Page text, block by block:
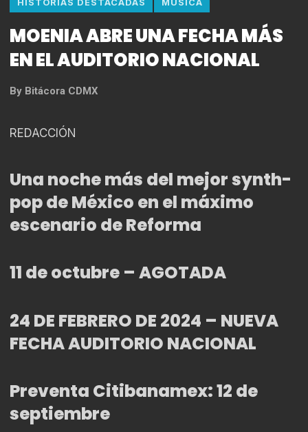
HISTORIAS DESTACADAS MUSICA
MOENIA ABRE UNA FECHA MÁS
EN EL AUDITORIO NACIONAL
By Bitácora CDMX
REDACCIÓN
Una noche más del mejor synth-
pop de México en el máximo
escenario de Reforma
11 de octubre – AGOTADA
24 DE FEBRERO DE 2024 – NUEVA
FECHA AUDITORIO NACIONAL
Preventa Citibanamex: 12 de
septiembre